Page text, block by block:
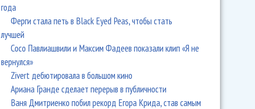
года
Ферги стала петь в Black Eyed Peas, чтобы стать
лучшей
Сосо Павлиашвили и Максим Фадеев показали клип «Я не
вернулся»
Zivert дебютировала в большом кино
Ариана Гранде сделает перерыв в публичности
Ваня Дмитриенко побил рекорд Егора Крида, став самым